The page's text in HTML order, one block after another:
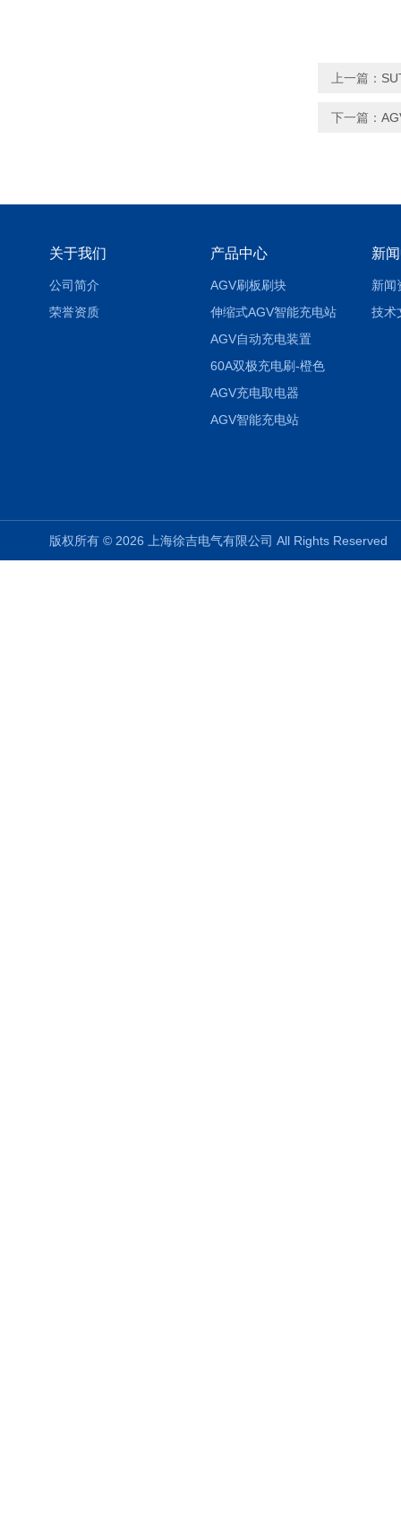
上一篇：
下一篇：
关于我们
公司简介
荣誉资质
产品中心
AGV刷板刷块
伸缩式AGV智能充电站
AGV自动充电装置
60A双极充电刷-橙色
AGV充电取电器
AGV智能充电站
新
新闻
技术
版权所有 © 2026 上海徐吉电气有限公司 All Rights